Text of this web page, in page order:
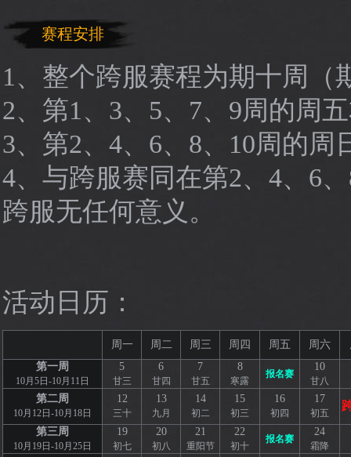
赛程安排
1、整个跨服赛程为期十周（
2、第1、3、5、7、9周的周
3、第2、4、6、8、10周的周
4、与跨服赛同在第2、4、6
跨服无任何意义。
活动日历：
周一 周二 周三 周四 周五 周六
第一周
10月5日-10月11日
5
甘三
6
甘四
7
甘五
8
寒露
报名赛
10
甘八
第二周
10月12日-10月18日
12
三十
13
九月
14
初二
15
初三
16
初四
17
初五
第三周
10月19日-10月25日
19
初七
20
初八
21
重阳节
22
初十
报名赛
24
霜降